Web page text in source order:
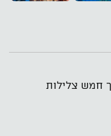
חמש צלילות